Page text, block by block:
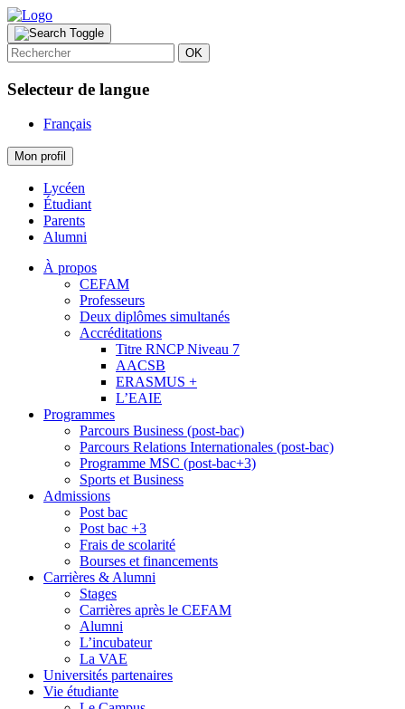
OK
Selecteur de langue
Français
Mon profil
Lycéen
Étudiant
Parents
Alumni
À propos
CEFAM
Professeurs
Deux diplômes simultanés
Accréditations
Titre RNCP Niveau 7
AACSB
ERASMUS +
L’EAIE
Programmes
Parcours Business (post-bac)
Parcours Relations Internationales (post-bac)
Programme MSC (post-bac+3)
Sports et Business
Admissions
Post bac
Post bac +3
Frais de scolarité
Bourses et financements
Carrières & Alumni
Stages
Carrières après le CEFAM
Alumni
L’incubateur
La VAE
Universités partenaires
Vie étudiante